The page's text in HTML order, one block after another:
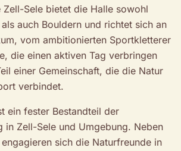
Sele bietet die Halle sowohl
auch Bouldern und richtet sich an
vom ambitionierten Sportkletterer
die einen aktiven Tag verbringen
einer Gemeinschaft, die die Natur
verbindet.
ein fester Bestandteil der
in Zell-Sele und Umgebung. Neben
sich die Naturfreunde in